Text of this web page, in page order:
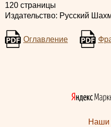
120 страницы
Издательство: Русский
Оглавление
Наши